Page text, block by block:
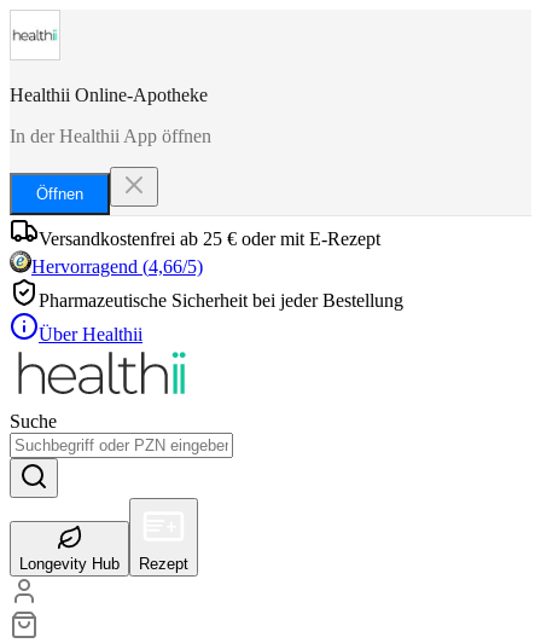
Healthii Online-Apotheke
In der Healthii App öffnen
Öffnen
Versandkostenfrei ab 25 € oder mit E-Rezept
Hervorragend (4,66/5)
Pharmazeutische Sicherheit bei jeder Bestellung
Über Healthii
Suche
Longevity Hub Rezept